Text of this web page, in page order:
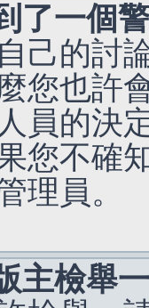
了一個
己的討
您也許
員的決
您不確
理員。
主檢舉